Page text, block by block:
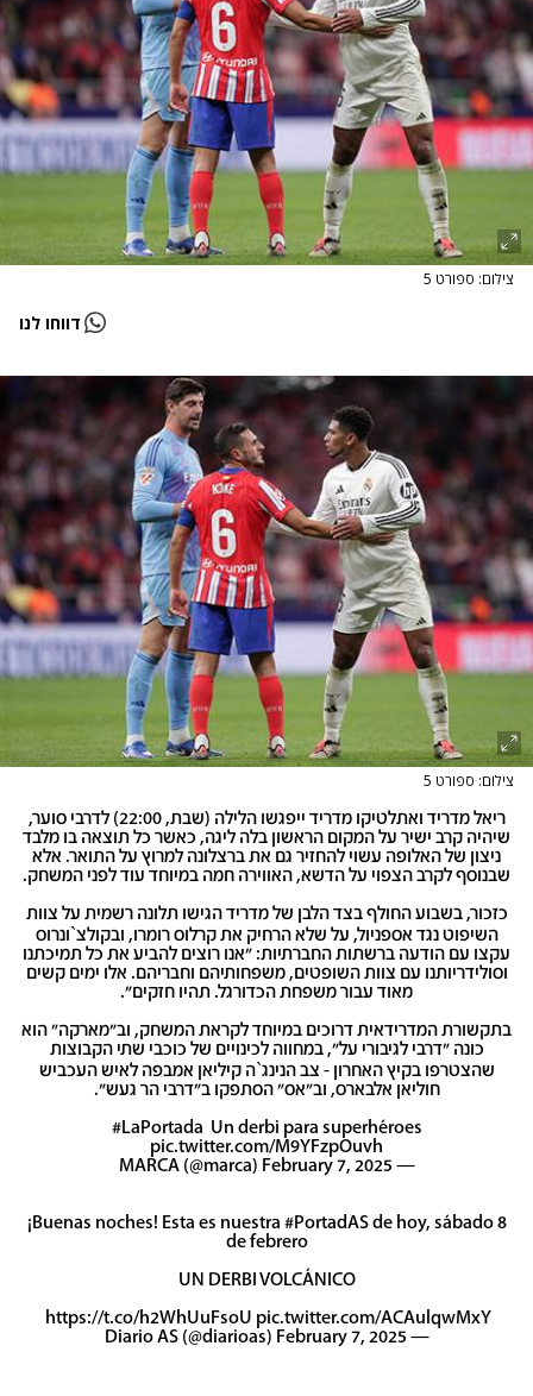
צילום: ספורט 5
דווחו לנו
צילום: ספורט 5
ריאל מדריד ואתלטיקו מדריד ייפגשו הלילה (שבת, 22:00) לדרבי סוער,
שיהיה קרב ישיר על המקום הראשון בלה ליגה, כאשר כל תוצאה בו מלבד
ניצון של האלופה עשוי להחזיר גם את ברצלונה למרוץ על התואר. אלא
שבנוסף לקרב הצפוי על הדשא, האווירה חמה במיוחד עוד לפני המשחק.
כזכור, בשבוע החולף בצד הלבן של מדריד הגישו תלונה רשמית על צוות
השיפוט נגד אספניול, על שלא הרחיק את קרלוס רומרו, ובקולצ`ונרוס
עקצו עם הודעה ברשתות החברתיות: "אנו רוצים להביע את כל תמיכתנו
וסולידריותנו עם צוות השופטים, משפחותיהם וחבריהם. אלו ימים קשים
מאוד עבור משפחת הכדורגל. תהיו חזקים".
בתקשורת המדרידאית דרוכים במיוחד לקראת המשחק, וב"מארקה" הוא
כונה "דרבי לגיבורי על", במחווה לכינויים של כוכבי שתי הקבוצות
שהצטרפו בקיץ האחרון - צב הנינג`ה קיליאן אמבפה לאיש העכביש
חוליאן אלבארס, וב"אס" הסתפקו ב"דרבי הר געש".
#LaPortada ️ Un derbi para superhéroes
pic.twitter.com/M9YFzpOuvh
— MARCA (@marca)
February 7, 2025
¡Buenas noches! Esta es nuestra #PortadASde hoy, sábado 8
de febrero
UN DERBI VOLCÁNICO
https://t.co/h2WhUuFsoU pic.twitter.com/ACAulqwMxY
— Diario AS (@diarioas)
February 7, 2025